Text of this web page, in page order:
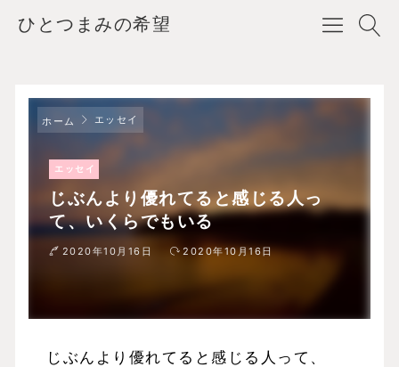
ひとつまみの希望
ホーム エッセイ
エッセイ
じぶんより優れてると感じる人っ
て、いくらでもいる
2020年10月16日 2020年10月16日
じぶんより優れてると感じる人って、